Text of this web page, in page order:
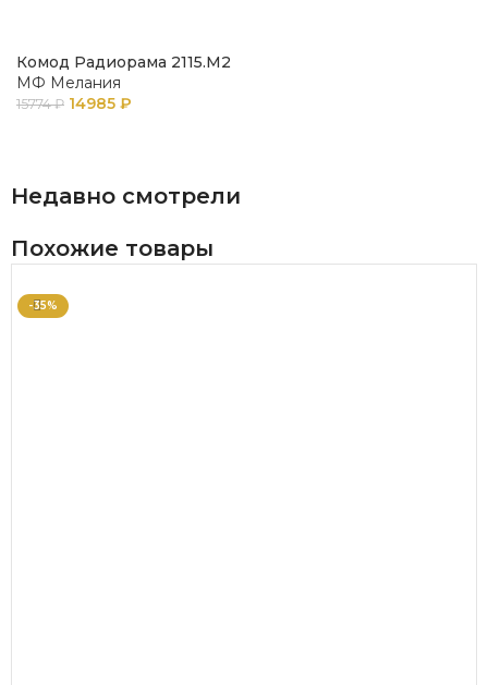
Комод Радиорама 2115.М2
МФ Мелания
15774₽ 14985 ₽
Недавно смотрели
Похожие товары
-35%